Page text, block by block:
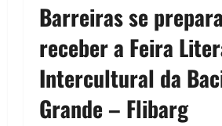
Barreiras se
receber a Feira
Intercultural da
Grande – Flibarg